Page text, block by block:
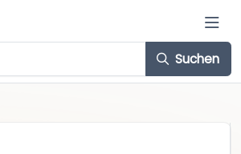
Suchen